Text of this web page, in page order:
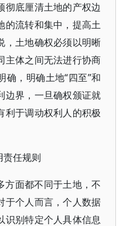
彻底厘清土地的产权边
的流转和集中，提高土
，土地确权必须以明晰
主体之间无法进行协商
确，明确土地“四至”和
边界，一旦确权颁证就
利于调动权利人的积极
责任规则
方面都不同于土地，不
于个人而言，个人数据
识别特定个人具体信息